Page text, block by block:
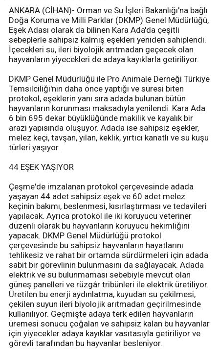
ANKARA (CİHAN)- Orman ve Su İşleri Bakanlığı'na bağlı
Doğa Koruma ve Milli Parklar (DKMP) Genel Müdürlüğü,
Eşek Adası olarak da bilinen Kara Ada'da çeşitli
sebeplerle sahipsiz kalmış eşekleri yeniden sahiplendi.
İçecekleri su, ileri biyolojik arıtmadan geçecek olan
hayvanların yiyecekleri de adaya kayıklarla getiriliyor.
DKMP Genel Müdürlüğü ile Pro Animale Derneği Türkiye
Temsilciliği'nin daha önce yaptığı ve süresi biten
protokol, eşeklerin yanı sıra adada bulunan bütün
hayvanların korunması maksadıyla yenilendi. Kara Ada
6 bin 695 dekar büyüklüğünde makilik ve kayalık bir
arazi yapısında oluşuyor. Adada ise sahipsiz eşekler,
melez keçi, tavşan, yılan, keklik, yırtıcı kanatlı ve su kuşu
türleri yaşıyor.
44 EŞEK YAŞIYOR
Çeşme'de imzalanan protokol çerçevesinde adada
yaşayan 44 adet sahipsiz eşek ve 60 adet melez
keçinin bakımı, beslenmesi, kısırlaştırması ve tedavileri
yapılacak. Ayrıca protokol ile iki koruyucu veteriner
düzenli olarak bu hayvanların koruyucu hekimliğini
yapacak. DKMP Genel Müdürlüğü protokol
çerçevesinde bu sahipsiz hayvanların hayatlarını
tehlikesiz ve rahat bir ortamda sürdürmeleri için adada
sabit bir görevlinin bulunmasını da sağlayacak. Adada
elektrik ve su bulunmaması sebebiyle mevcut olan
güneş panelleri ve rüzgâr tribünleri ile elektrik üretiliyor.
Üretilen bu enerji aydınlatma, kuyudan su çekilmesi,
çekilen suyun ileri biyolojik arıtmadan geçirilmesinde
kullanılıyor. Geçmişte adaya terk edilen hayvanların
üremesi sonucu çoğalan ve sahipsiz kalan bu hayvanlar
için yiyecekler adaya kayıklar vasıtasıyla getiriliyor ve
görevli tarafından bu hayvanlar besleniyor.